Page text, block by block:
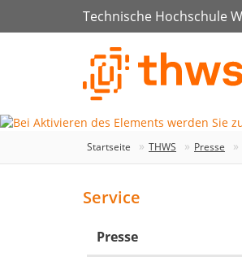
Technische Hochschule
Startseite THWS Presse
Service
Presse